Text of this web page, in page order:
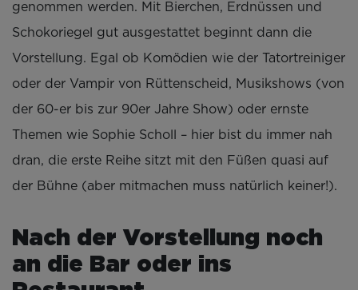
genommen werden. Mit Bierchen, Erdnüssen und
Schokoriegel gut ausgestattet beginnt dann die
Vorstellung. Egal ob Komödien wie der Tatortreiniger
oder der Vampir von Rüttenscheid, Musikshows (von
der 60-er bis zur 90er Jahre Show) oder ernste
Themen wie Sophie Scholl – hier bist du immer nah
dran, die erste Reihe sitzt mit den Füßen quasi auf
der Bühne (aber mitmachen muss natürlich keiner!).
Nach der Vorstellung noch
an die Bar oder ins